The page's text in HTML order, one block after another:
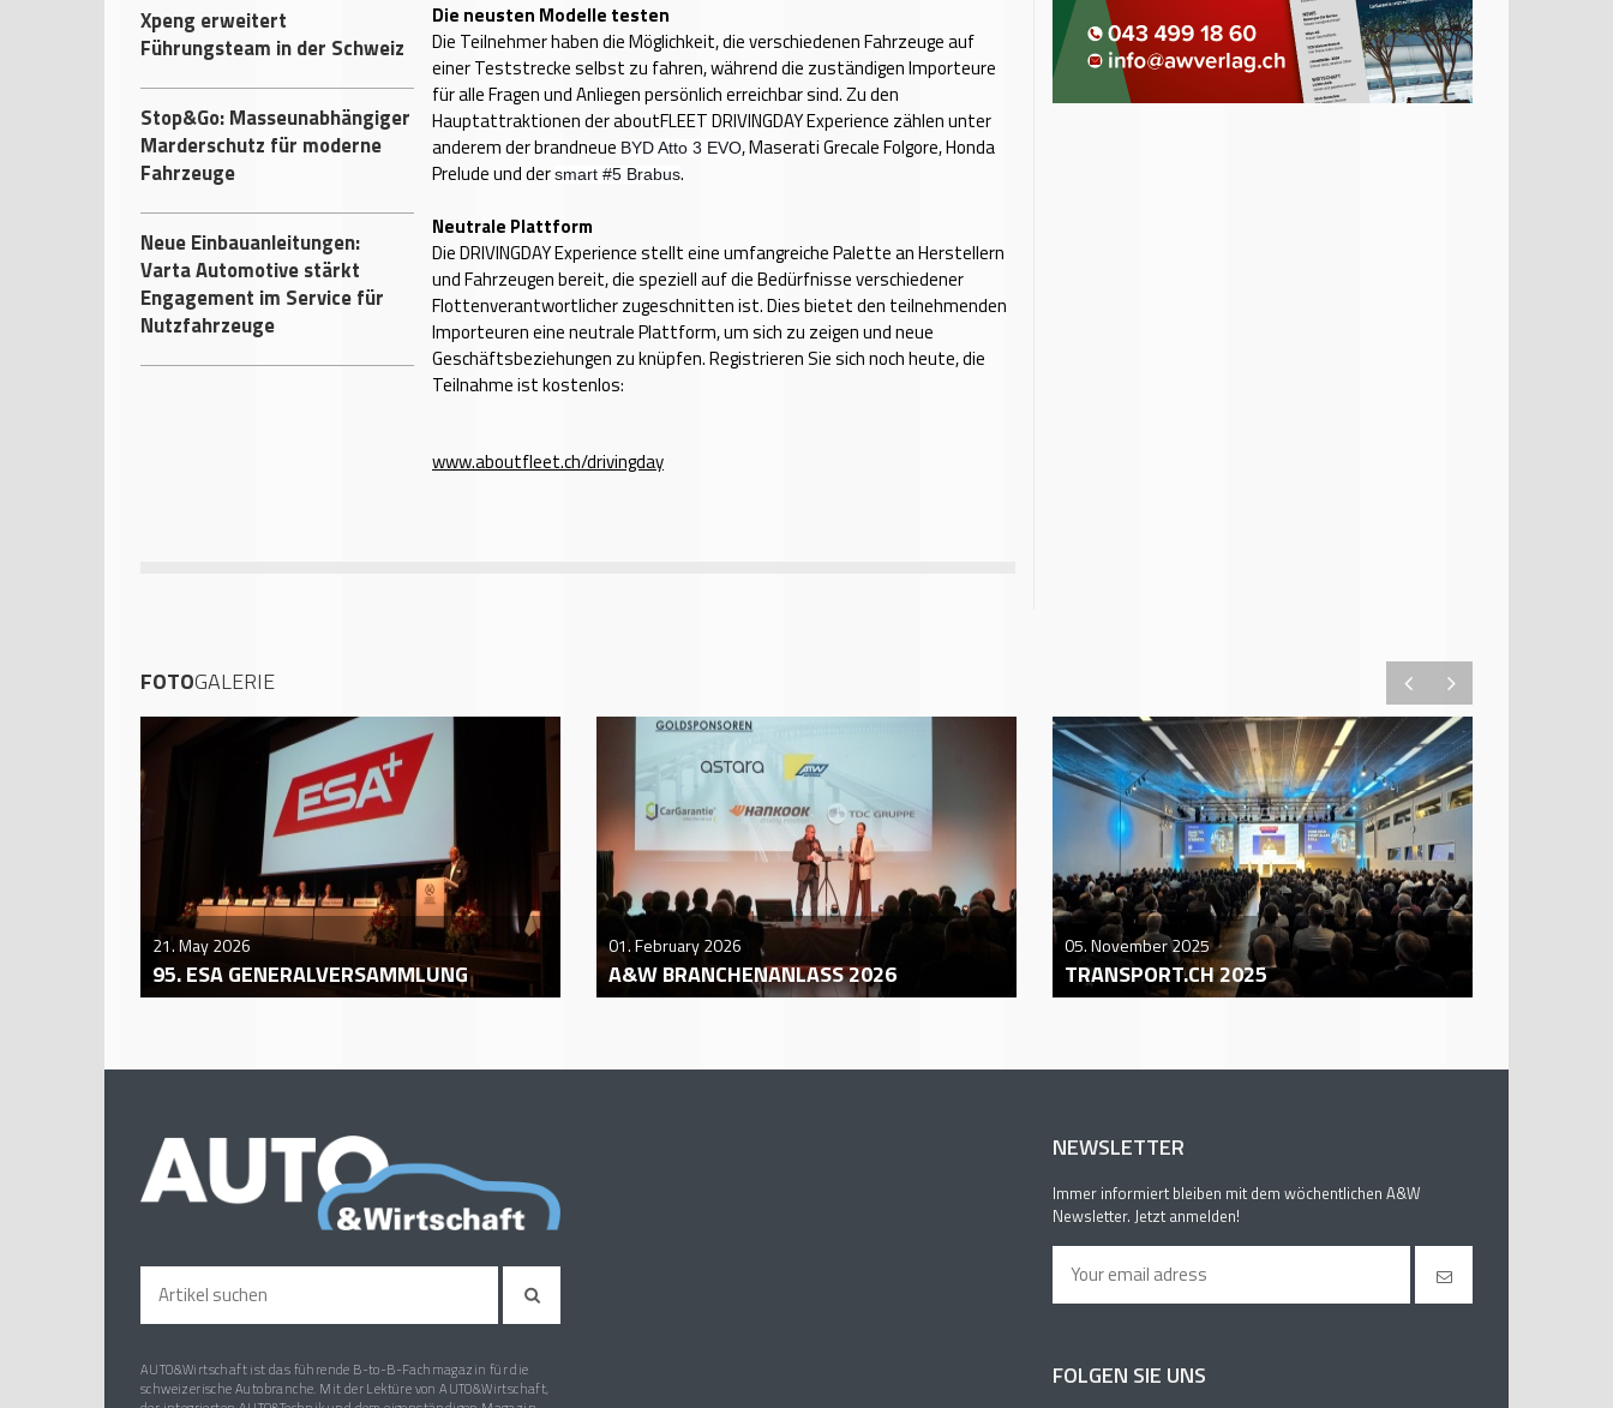
Xpeng erweitert
Führungsteam in der Schweiz
Stop&Go: Masseunabhängiger
Marderschutz für moderne
Fahrzeuge
Neue Einbauanleitungen:
Varta Automotive stärkt
Engagement im Service für
Nutzfahrzeuge
Die neusten Modelle testen
Die Teilnehmer haben die Möglichkeit, die verschiedenen Fahrzeuge auf
einer Teststrecke selbst zu fahren, während die zuständigen Importeure
für alle Fragen und Anliegen persönlich erreichbar sind. Zu den
Hauptattraktionen der aboutFLEET DRIVINGDAY Experience zählen unter
anderem der brandneue BYD Atto 3 EVO, Maserati Grecale Folgore, Honda
Prelude und der smart #5 Brabus.
Neutrale Plattform
Die DRIVINGDAY Experience stellt eine umfangreiche Palette an Herstellern
und Fahrzeugen bereit, die speziell auf die Bedürfnisse verschiedener
Flottenverantwortlicher zugeschnitten ist. Dies bietet den teilnehmenden
Importeuren eine neutrale Plattform, um sich zu zeigen und neue
Geschäftsbeziehungen zu knüpfen. Registrieren Sie sich noch heute, die
Teilnahme ist kostenlos:
www.aboutfleet.ch/drivingday
FOTOGALERIE
21. May 2026
95. ESA GENERALVERSAMMLUNG
01. February 2026
A&W BRANCHENANLASS 2026
05. November 2025
TRANSPORT.CH 2025
AUTO&Wirtschaft ist das führende B-to-B-Fachmagazin für die
schweizerische Autobranche. Mit der Lektüre von AUTO&Wirtschaft,
NEWSLETTER
Immer informiert bleiben mit dem wöchentlichen A&W
Newsletter. Jetzt anmelden!
FOLGEN SIE UNS